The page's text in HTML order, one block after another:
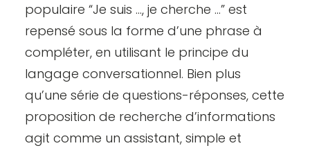
populaire “Je suis …, je cherche …” est
repensé sous la forme d’une phrase à
compléter, en utilisant le principe du
langage conversationnel. Bien plus
qu’une série de questions-réponses, cette
proposition de recherche d’informations
agit comme un assistant, simple et